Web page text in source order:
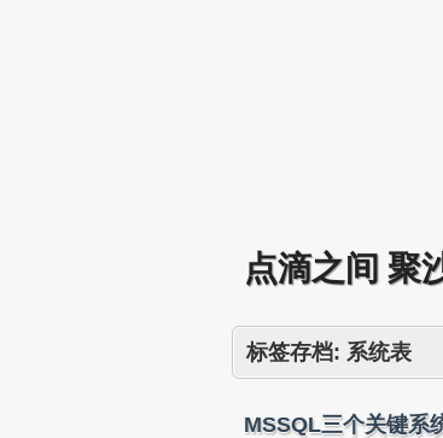
点滴之间 聚
标签存档: 系统表
MSSQL三个关键